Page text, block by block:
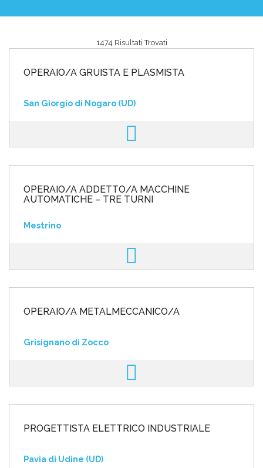
INVIA CV
1474 Risultati Trovati
OPERAIO/A GRUISTA E PLASMISTA
San Giorgio di Nogaro (UD)
OPERAIO/A ADDETTO/A MACCHINE
AUTOMATICHE – TRE TURNI
Mestrino
OPERAIO/A METALMECCANICO/A
Grisignano di Zocco
PROGETTISTA ELETTRICO INDUSTRIALE
Pavia di Udine (UD)